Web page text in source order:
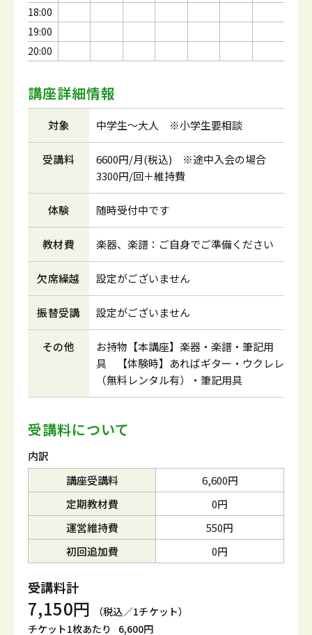
18:00
19:00
20:00
講座詳細情報
対象 中学生～大人 ※小学生要相談
受講料
6600円/月(税込) ※途中入会の場合
3300円/回＋維持費
体験 随時受付中です
教材費 楽器、楽譜：ご自身でご準備ください
欠席繰越 設定がございません
振替受講 設定がございません
その他
お持物【本講座】楽器・楽譜・筆記用
具 【体験時】あればギター・ウクレレ
（無料レンタル有）・筆記用具
受講料について
内訳
講座受講料
6,600円
定期教材費
0円
運営維持費
550円
初回追加費
0円
受講料計
7,150円
（税込／1チケット）
チケット1枚あたり
6,600円